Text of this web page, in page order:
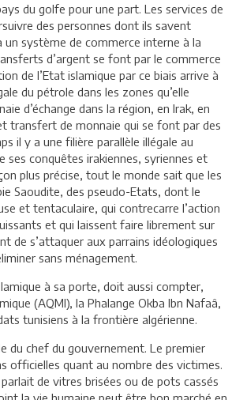
du golfe pour une part. Les services de
des personnes dont ils savent
système de commerce interne à la
d’argent se font par le commerce
de l’Etat islamique par ce biais arrive à
du pétrole dans les zones qu’elle
d’échange dans la région, en Irak, en
transfert de monnaie qui se font par des
il y a une filière parallèle illégale au
ses conquêtes irakiennes, syriennes et
plus précise, tout le monde sait que les
Saoudite, des pseudo-Etats, dont le
et tentaculaire, qui contrecarre l’action
et qui laissent faire librement sur
de s’attaquer aux parrains idéologiques
sans ménagement.
à sa porte, doit aussi compter,
(AQMI), la Phalange Okba Ibn Nafaâ,
tunisiens à la frontière algérienne.
du chef du gouvernement. Le premier
officielles quant au nombre des victimes.
de vitres brisées ou de pots cassés